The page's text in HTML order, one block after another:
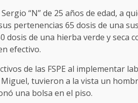
“N” de 25 años de edad, a
pertenencias 65 dosis de una
de una hierba verde y seca
efectivo.
de las FSPE al implementar
tuvieron a la vista un
una bolsa en el piso.